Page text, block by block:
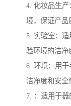
4. 化妆品生
境，保证产品
5. 实验室：
验环境的洁净
6. 环境：用
洁净度和安全
7. ：适用于